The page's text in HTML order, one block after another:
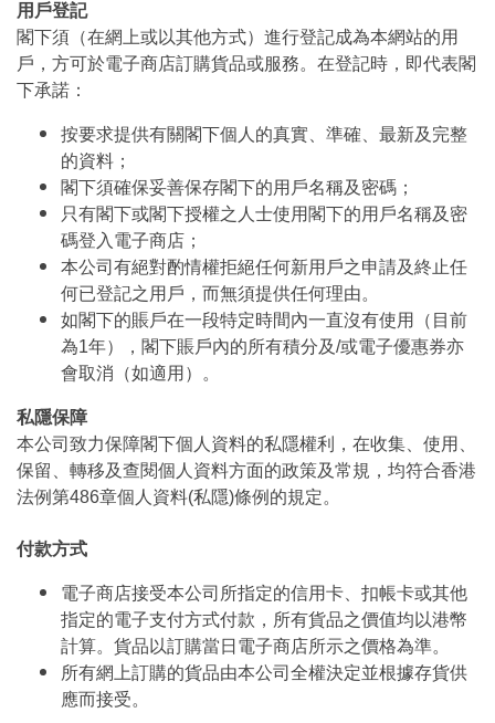
用戶登記
閣下須（在網上或以其他方式）進行登記成為本網站的用
戶，方可於電子商店訂購貨品或服務。在登記時，即代表閣
下承諾：
按要求提供有關閣下個人的真實、準確、最新及完整
的資料；
閣下須確保妥善保存閣下的用戶名稱及密碼；
只有閣下或閣下授權之人士使用閣下的用戶名稱及密
碼登入電子商店；
本公司有絕對酌情權拒絕任何新用戶之申請及終止任
何已登記之用戶，而無須提供任何理由。
如閣下的賬戶在一段特定時間內一直沒有使用（目前
為1年），閣下賬戶內的所有積分及/或電子優惠券亦
會取消（如適用）。
私隱保障
本公司致力保障閣下個人資料的私隱權利，在收集、使用、
保留、轉移及查閱個人資料方面的政策及常規，均符合香港
法例第486章個人資料(私隱)條例的規定。
付款方式
電子商店接受本公司所指定的信用卡、扣帳卡或其他
指定的電子支付方式付款，所有貨品之價值均以港幣
計算。貨品以訂購當日電子商店所示之價格為準。
所有網上訂購的貨品由本公司全權決定並根據存貨供
應而接受。